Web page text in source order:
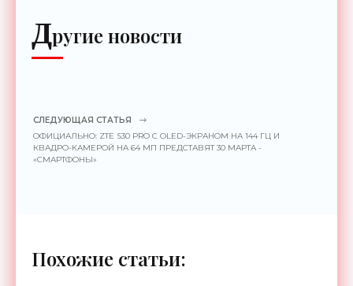
Другие новости
СЛЕДУЮЩАЯ СТАТЬЯ
ОФИЦИАЛЬНО: ZTE S30 PRO C OLED-ЭКРАНОМ НА 144 ГЦ И
КВАДРО-КАМЕРОЙ НА 64 МП ПРЕДСТАВЯТ 30 МАРТА -
«СМАРТФОНЫ»
Похожие статьи: